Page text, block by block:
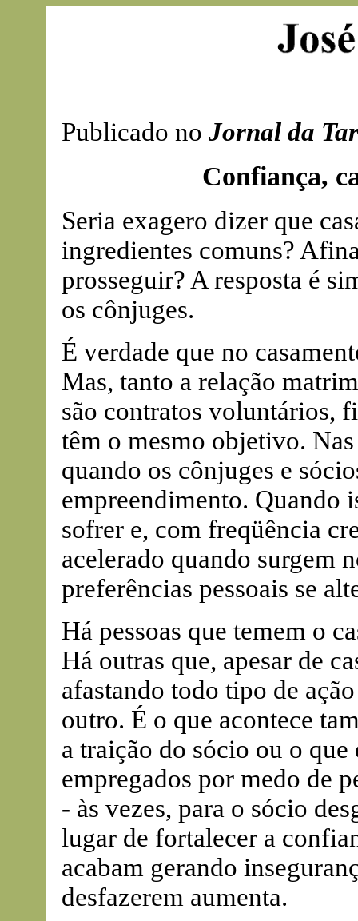
Publicado no Jornal da
Confiança,
Seria exagero dizer que
ingredientes comuns?
prosseguir? A resposta é
os cônjuges.
É verdade que no
Mas, tanto a relação
são contratos voluntários,
têm o mesmo objetivo.
quando os cônjuges e
empreendimento. Quando
sofrer e, com freqüência
acelerado quando surgem
preferências pessoais se
Há pessoas que temem o
Há outras que, apesar de
afastando todo tipo de
outro. É o que acontece
a traição do sócio ou o
empregados por medo de
- às vezes, para o sócio
lugar de fortalecer a
acabam gerando
desfazerem aumenta.